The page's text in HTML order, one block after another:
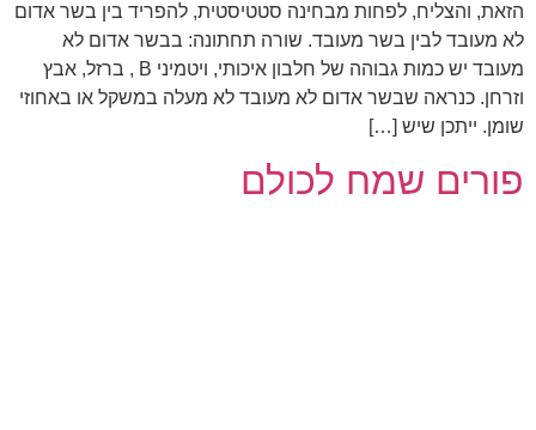
הזאת, והצליח, לפחות מבחינה סטטיסטית, להפריד בין בשר אדום
לא מעובד לבין בשר מעובד. שורה תחתונה: בבשר אדום לא
מעובד יש כמות גבוהה של חלבון איכותי, ויטמיני B , ברזל, אבץ
וזרחן. כנראה שבשר אדום לא מעובד לא מעלה במשקל או באחוזי
שומן. ייתכן שיש […]
פורים שמח לכולם